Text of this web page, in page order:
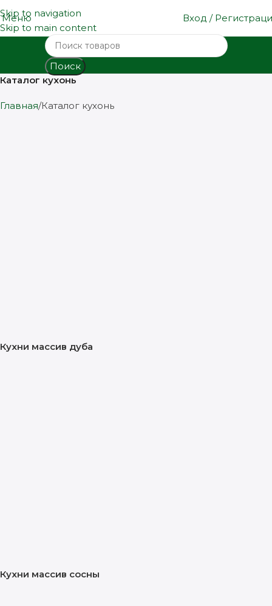
Skip to navigation
Skip to main content
Меню Вход /
Поиск
Каталог кухонь
Главная Каталог кухонь
Кухни массив дуба
Кухни массив сосны